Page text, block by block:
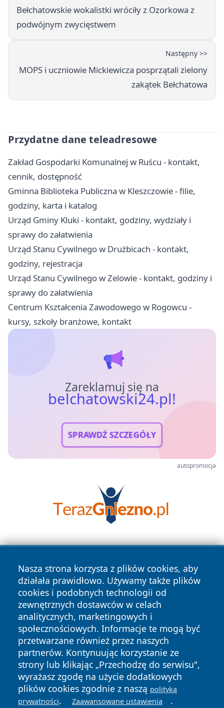
Bełchatowskie wokalistki wróciły z Ozorkowa z
podwójnym zwycięstwem
Następny >>
MOPS i uczniowie Mickiewicza posprzątali zielony
zakątek Bełchatowa
Przydatne dane teleadresowe
Zakład Gospodarki Komunalnej w Ruścu - kontakt,
cennik, dostępność
Gminna Biblioteka Publiczna w Kleszczowie - filie,
godziny, karta i katalog
Urząd Gminy Kluki - kontakt, godziny, wydziały i
sprawy do załatwienia
Urząd Stanu Cywilnego w Drużbicach - kontakt,
godziny, rejestracja
Urząd Stanu Cywilnego w Zelowie - kontakt, godziny i
sprawy do załatwienia
Centrum Kształcenia Zawodowego w Rogowcu -
kursy, szkoły branżowe, kontakt
Zareklamuj się na
belchatowski24.pl!
SPRAWDŹ SZCZEGÓŁY
autopromocja
Nasza strona korzysta z plików cookies, aby
działała prawidłowo. Używamy także plików
cookies i podobnych technologii od
zewnętrznych dostawców w celach
analitycznych, marketingowych i
społecznościowych. Informacje te mogą być
przetwarzane również przez naszych
partnerów. Kontynuując korzystanie ze
strony lub klikając „Przechodzę do serwisu",
wyrażasz zgodę na użycie dodatkowych
plików cookies zgodnie z naszą polityką
prywatności. Zaawansowane ustawienia .
Copyright © 2026 belchatowski24.pl Wszystkie prawa
zastrzeżone.
News Autorzy
Polityka
Prywatności
Polityka
Cookies